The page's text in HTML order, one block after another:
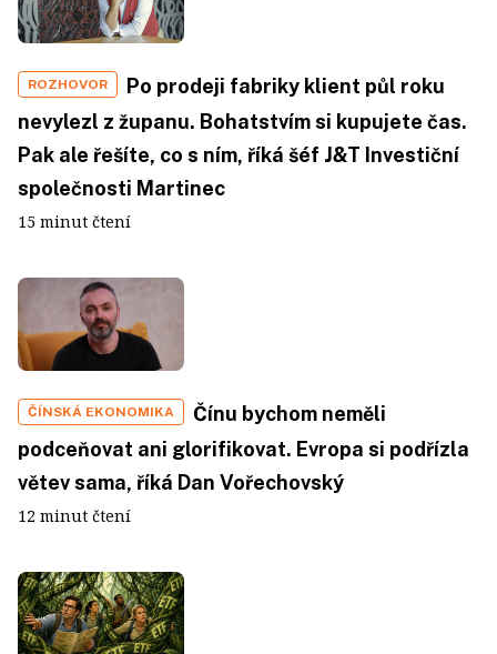
ROZHOVOR
Po prodeji fabriky klient půl roku
nevylezl z županu. Bohatstvím si kupujete čas.
Pak ale řešíte, co s ním, říká šéf J&T Investiční
společnosti Martinec
15 minut čtení
ČÍNSKÁ EKONOMIKA
Čínu bychom neměli
podceňovat ani glorifikovat. Evropa si podřízla
větev sama, říká Dan Vořechovský
12 minut čtení